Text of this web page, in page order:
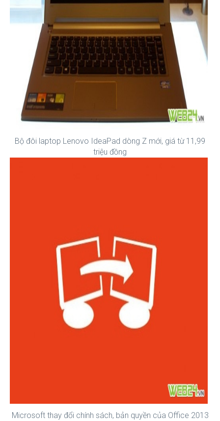
Bộ đôi laptop Lenovo IdeaPad dòng Z mới, giá từ 11,99
triệu đồng
Microsoft thay đổi chính sách, bản quyền của Office 2013